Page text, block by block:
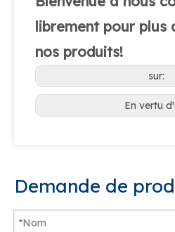
librement pour plus
nos produits!
sur:
En vertu
Demande de